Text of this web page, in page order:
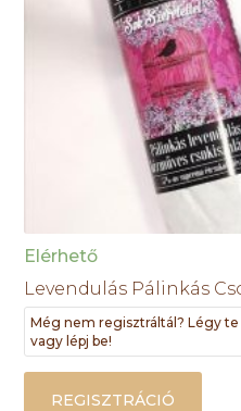
Elérhető
Levendulás Pálinkás
Még nem regisztráltál? Légy
vagy lépj be!
REGISZTRÁCIÓ